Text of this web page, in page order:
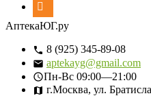
АптекаЮГ.ру
8 (925) 345-89-08
aptekayg@gmail.com
Пн-Вс 09:00—21:00
г.Москва, ул.